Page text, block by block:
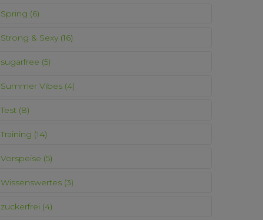
Spring (6)
Strong & Sexy (16)
sugarfree (5)
Summer Vibes (4)
Test (8)
Training (14)
Vorspeise (5)
Wissenswertes (3)
zuckerfrei (4)